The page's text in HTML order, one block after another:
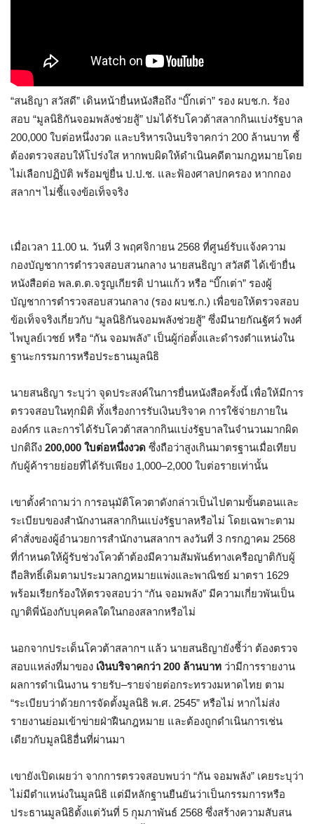
“สนธิญา สวัสดี” เดินหน้ายื่นหนังสือถึง “บิ๊กเต่า” รอง ผบช.ก. ร้อง
สอบ “มูลนิธิกันจอมพลังช่วยสู้” ปมได้รับโควต้าสลากกินแบ่งรัฐบาล
200,000 ใบต่อหนึ่งงวด และบริหารเงินบริจาคกว่า 200 ล้านบาท ชี้
ต้องตรวจสอบให้โปร่งใส หากพบผิดให้ดำเนินคดีตามกฎหมายโดย
ไม่เลือกปฏิบัติ พร้อมขู่ยื่น ป.ป.ช. และฟ้องศาลปกครอง หากกอง
สลากฯ ไม่ชี้แจงข้อเท็จจริง
เมื่อเวลา 11.00 น. วันที่ 3 พฤศจิกายน 2568 ที่ศูนย์รับแจ้งความ
กองบัญชาการตำรวจสอบสวนกลาง นายสนธิญา สวัสดี ได้เข้ายื่น
หนังสือต่อ พล.ต.ต.จรูญเกียรติ ปานแก้ว หรือ “บิ๊กเต่า” รองผู้
บัญชาการตำรวจสอบสวนกลาง (รอง ผบช.ก.) เพื่อขอให้ตรวจสอบ
ข้อเท็จจริงเกี่ยวกับ “มูลนิธิกันจอมพลังช่วยสู้” ซึ่งมีนายกัณฐัศว์ พงศ์
ไพบูลย์เวชย์ หรือ “กัน จอมพลัง” เป็นผู้ก่อตั้งและดำรงตำแหน่งใน
ฐานะกรรมการหรือประธานมูลนิธิ
นายสนธิญา ระบุว่า จุดประสงค์ในการยื่นหนังสือครั้งนี้ เพื่อให้มีการ
ตรวจสอบในทุกมิติ ทั้งเรื่องการรับเงินบริจาค การใช้จ่ายภายใน
องค์กร และการได้รับโควต้าสลากกินแบ่งรัฐบาลในจำนวนมากผิด
ปกติถึง 200,000 ใบต่อหนึ่งงวด ซึ่งถือว่าสูงเกินมาตรฐานเมื่อเทียบ
กับผู้ค้ารายย่อยที่ได้รับเพียง 1,000–2,000 ใบต่อรายเท่านั้น
เขาตั้งคำถามว่า การอนุมัติโควตาดังกล่าวเป็นไปตามขั้นตอนและ
ระเบียบของสำนักงานสลากกินแบ่งรัฐบาลหรือไม่ โดยเฉพาะตาม
คำสั่งของผู้อำนวยการสำนักงานสลากฯ ลงวันที่ 3 กรกฎาคม 2568
ที่กำหนดให้ผู้รับช่วงโควต้าต้องมีความสัมพันธ์ทางเครือญาติกับผู้
ถือสิทธิ์เดิมตามประมวลกฎหมายแพ่งและพาณิชย์ มาตรา 1629
พร้อมเรียกร้องให้ตรวจสอบว่า “กัน จอมพลัง” มีความเกี่ยวพันเป็น
ญาติพี่น้องกับบุคคลใดในกองสลากหรือไม่
นอกจากประเด็นโควต้าสลากฯ แล้ว นายสนธิญายังชี้ว่า ต้องตรวจ
สอบแหล่งที่มาของ เงินบริจาคกว่า 200 ล้านบาท ว่ามีการรายงาน
ผลการดำเนินงาน รายรับ–รายจ่ายต่อกระทรวงมหาดไทย ตาม
“ระเบียบว่าด้วยการจัดตั้งมูลนิธิ พ.ศ. 2545” หรือไม่ หากไม่ส่ง
รายงานย่อมเข้าข่ายฝ่าฝืนกฎหมาย และต้องถูกดำเนินการเช่น
เดียวกับมูลนิธิอื่นที่ผ่านมา
เขายังเปิดเผยว่า จากการตรวจสอบพบว่า “กัน จอมพลัง” เคยระบุว่า
ไม่มีตำแหน่งในมูลนิธิ แต่มีหลักฐานยืนยันว่าเป็นกรรมการหรือ
ประธานมูลนิธิตั้งแต่วันที่ 5 กุมภาพันธ์ 2568 ซึ่งสร้างความสับสน